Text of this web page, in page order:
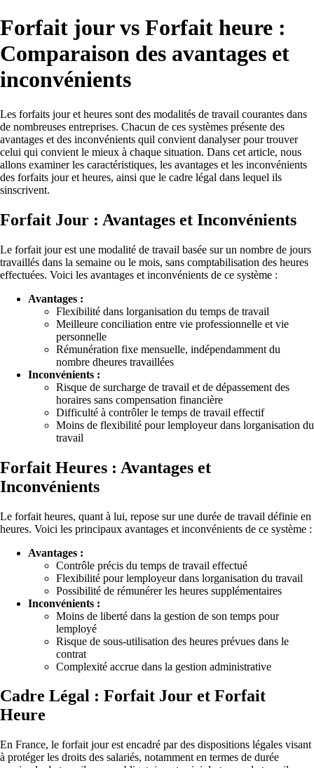
Forfait jour vs Forfait heure :
Comparaison des avantages et
inconvénients
Les forfaits jour et heures sont des modalités de travail courantes dans
de nombreuses entreprises. Chacun de ces systèmes présente des
avantages et des inconvénients quil convient danalyser pour trouver
celui qui convient le mieux à chaque situation. Dans cet article, nous
allons examiner les caractéristiques, les avantages et les inconvénients
des forfaits jour et heures, ainsi que le cadre légal dans lequel ils
sinscrivent.
Forfait Jour : Avantages et Inconvénients
Le forfait jour est une modalité de travail basée sur un nombre de jours
travaillés dans la semaine ou le mois, sans comptabilisation des heures
effectuées. Voici les avantages et inconvénients de ce système :
Avantages :
Flexibilité dans lorganisation du temps de travail
Meilleure conciliation entre vie professionnelle et vie
personnelle
Rémunération fixe mensuelle, indépendamment du
nombre dheures travaillées
Inconvénients :
Risque de surcharge de travail et de dépassement des
horaires sans compensation financière
Difficulté à contrôler le temps de travail effectif
Moins de flexibilité pour lemployeur dans lorganisation du
travail
Forfait Heures : Avantages et
Inconvénients
Le forfait heures, quant à lui, repose sur une durée de travail définie en
heures. Voici les principaux avantages et inconvénients de ce système :
Avantages :
Contrôle précis du temps de travail effectué
Flexibilité pour lemployeur dans lorganisation du travail
Possibilité de rémunérer les heures supplémentaires
Inconvénients :
Moins de liberté dans la gestion de son temps pour
lemployé
Risque de sous-utilisation des heures prévues dans le
contrat
Complexité accrue dans la gestion administrative
Cadre Légal : Forfait Jour et Forfait
Heure
En France, le forfait jour est encadré par des dispositions légales visant
à protéger les droits des salariés, notamment en termes de durée